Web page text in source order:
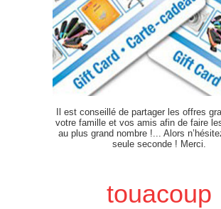
Il est conseillé de partager les offres
votre famille et vos amis afin de faire
au plus grand nombre !... Alors
seule seconde ! Merci.
touacoup